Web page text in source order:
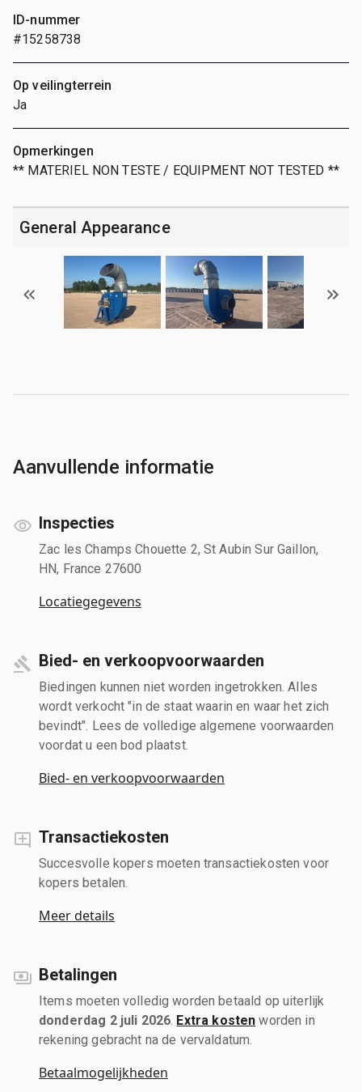
ID-nummer
#15258738
Op veilingterrein
Ja
Opmerkingen
** MATERIEL NON TESTE / EQUIPMENT NOT TESTED **
General Appearance
Aanvullende informatie
Inspecties
Zac les Champs Chouette 2, St Aubin Sur Gaillon,
HN, France 27600
Locatiegegevens
Bied- en verkoopvoorwaarden
Biedingen kunnen niet worden ingetrokken. Alles
wordt verkocht "in de staat waarin en waar het zich
bevindt". Lees de volledige algemene voorwaarden
voordat u een bod plaatst.
Bied- en verkoopvoorwaarden
Transactiekosten
Succesvolle kopers moeten transactiekosten voor
kopers betalen.
Meer details
Betalingen
Items moeten volledig worden betaald op uiterlijk
donderdag 2 juli 2026 Extra kosten worden in
rekening gebracht na de vervaldatum.
Betaalmogelijkheden